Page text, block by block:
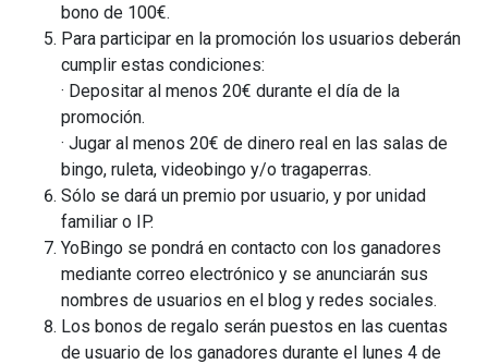
bono de 100€.
Para participar en la promoción los usuarios deberán
cumplir estas condiciones:
· Depositar al menos 20€ durante el día de la
promoción.
· Jugar al menos 20€ de dinero real en las salas de
bingo, ruleta, videobingo y/o tragaperras.
Sólo se dará un premio por usuario, y por unidad
familiar o IP.
YoBingo se pondrá en contacto con los ganadores
mediante correo electrónico y se anunciarán sus
nombres de usuarios en el blog y redes sociales.
Los bonos de regalo serán puestos en las cuentas
de usuario de los ganadores durante el lunes 4 de